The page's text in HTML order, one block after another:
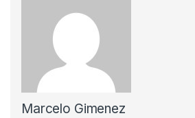
Marcelo Gimenez